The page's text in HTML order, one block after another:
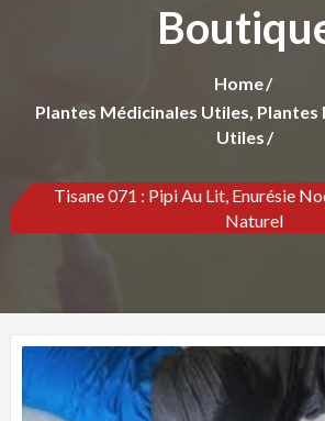
Home
Plantes Médicinales Utiles, Plantes
Utiles
Tisane 071 : Pipi Au Lit, Enurésie
Naturel